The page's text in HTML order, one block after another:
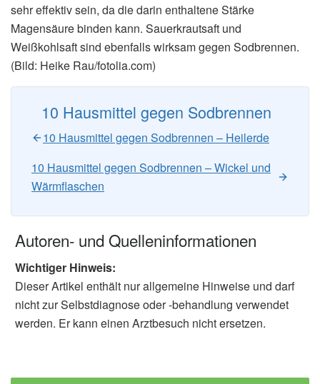
sehr effektiv sein, da die darin enthaltene Stärke
Magensäure binden kann. Sauerkrautsaft und
Weißkohlsaft sind ebenfalls wirksam gegen Sodbrennen.
(Bild: Heike Rau/fotolia.com)
10 Hausmittel gegen Sodbrennen
10 Hausmittel gegen Sodbrennen – Heilerde
10 Hausmittel gegen Sodbrennen – Wickel und
Wärmflaschen
Autoren- und Quelleninformationen
Wichtiger Hinweis:
Dieser Artikel enthält nur allgemeine Hinweise und darf
nicht zur Selbstdiagnose oder -behandlung verwendet
werden. Er kann einen Arztbesuch nicht ersetzen.